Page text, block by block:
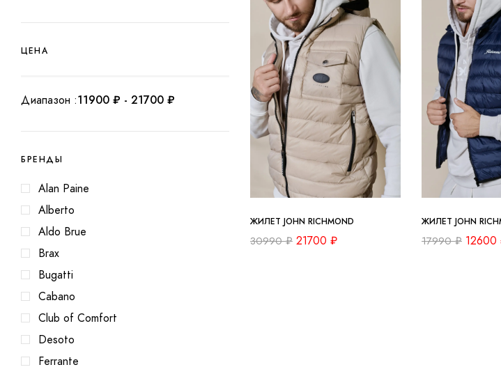
ЦЕНА
Диапазон :11900 ₽ - 21700 ₽
БРЕНДЫ
Alan Paine
Alberto
Aldo Brue
Brax
Bugatti
Cabano
Club of Comfort
Desoto
Ferrante
ЖИЛЕТ JOHN RICHMOND
30990₽ 21700 ₽
ЖИЛЕТ JOHN
17990₽ 12600